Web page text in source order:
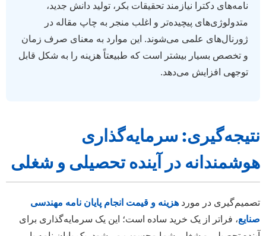
نامه‌های دکترا نیازمند تحقیقات بکر، تولید دانش جدید،
متدولوژی‌های پیچیده‌تر و اغلب منجر به چاپ مقاله در
ژورنال‌های علمی می‌شوند. این موارد به معنای صرف زمان
و تخصص بسیار بیشتر است که طبیعتاً هزینه را به شکل قابل
توجهی افزایش می‌دهد.
سرمایه‌گذاری
در آینده تحصیلی و شغلی
در مورد هزینه و قیمت انجام پایان نامه مهندسی
، فراتر از یک خرید ساده است؛ این یک سرمایه‌گذاری برای